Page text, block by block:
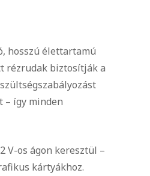
hosszú élettartamú
rézrudak biztosítják a
– így minden
V-os ágon keresztül –
kártyákhoz.